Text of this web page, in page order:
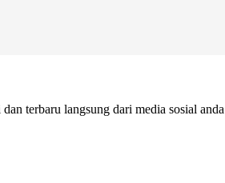
terbaru langsung dari media sosial anda